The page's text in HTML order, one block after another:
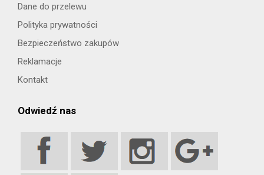
Dane do przelewu
Polityka prywatności
Bezpieczeństwo zakupów
Reklamacje
Kontakt
Odwiedź nas